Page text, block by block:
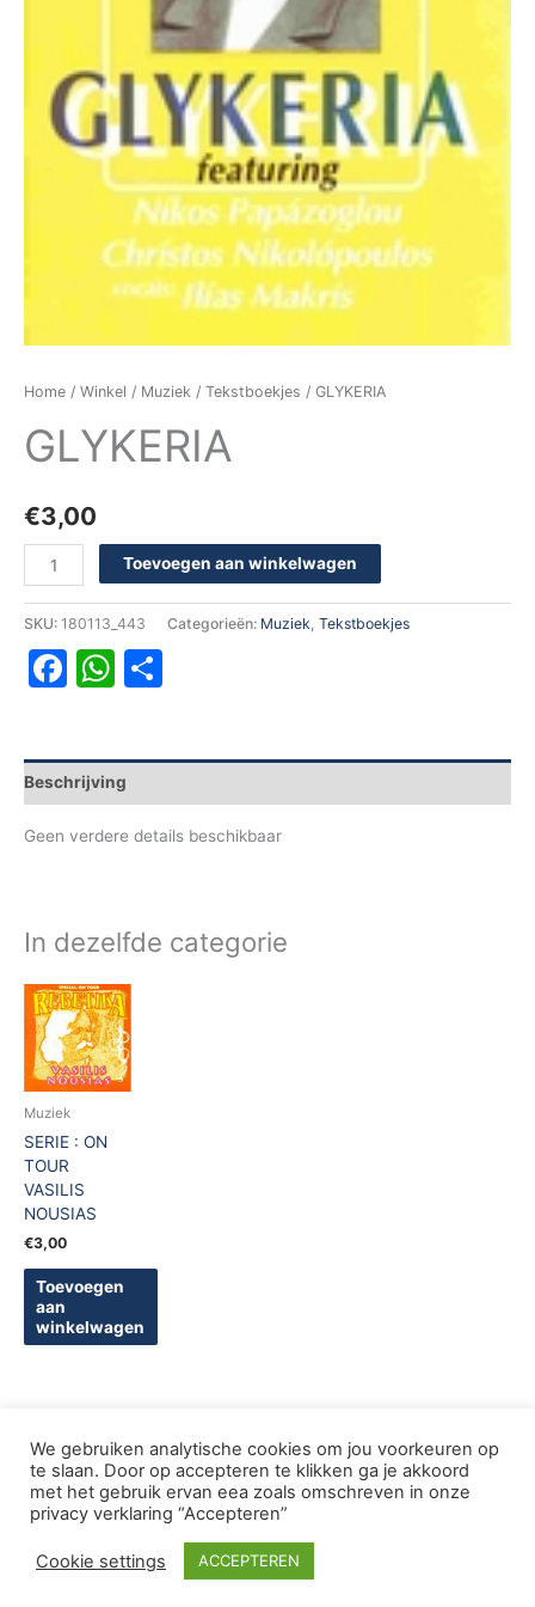
Home / Winkel / Muziek / Tekstboekjes / GLYKERIA
GLYKERIA
€3,00
Toevoegen aan winkelwagen
SKU: 180113_443 Categorieën: Muziek, Tekstboekjes
Facebook
WhatsApp
Beschrijving
Geen verdere details beschikbaar
In dezelfde categorie
Muziek
SERIE : ON
TOUR
VASILIS
NOUSIAS
€3,00
Toevoegen
aan
winkelwagen
Copyright © 2005-2026 De Griekse Wereld | Design
deWebShopFactory
We gebruiken analytische cookies om jou voorkeuren op
te slaan. Door op accepteren te klikken ga je akkoord
met het gebruik ervan eea zoals omschreven in onze
privacy verklaring “Accepteren”
Cookie settings ACCEPTEREN